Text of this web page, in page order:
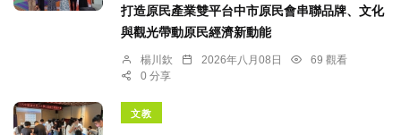
打造原民產業雙平台中市原民會串聯品牌、文化
與觀光帶動原民經濟新動能
楊川欽 2026年八月08日
69 觀看
0 分享
文教